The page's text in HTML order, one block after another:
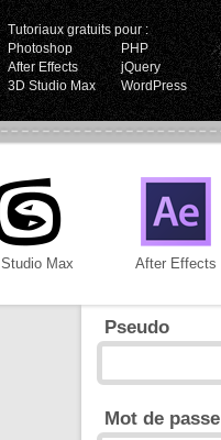
Tutoriaux gratuits pour :
Photoshop
PHP
After Effects
jQuery
3D Studio Max
WordPress
Max After Effects
Pseudo
Mot de passe